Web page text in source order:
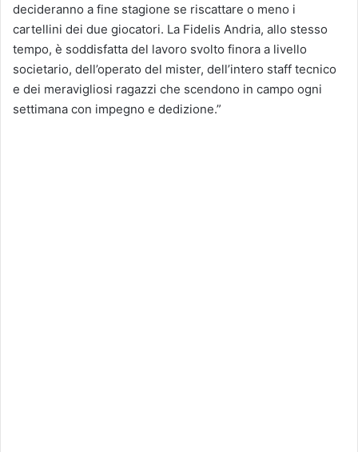
decideranno a fine stagione se riscattare o meno i
cartellini dei due giocatori. La Fidelis Andria, allo stesso
tempo, è soddisfatta del lavoro svolto finora a livello
societario, dell’operato del mister, dell’intero staff tecnico
e dei meravigliosi ragazzi che scendono in campo ogni
settimana con impegno e dedizione.”